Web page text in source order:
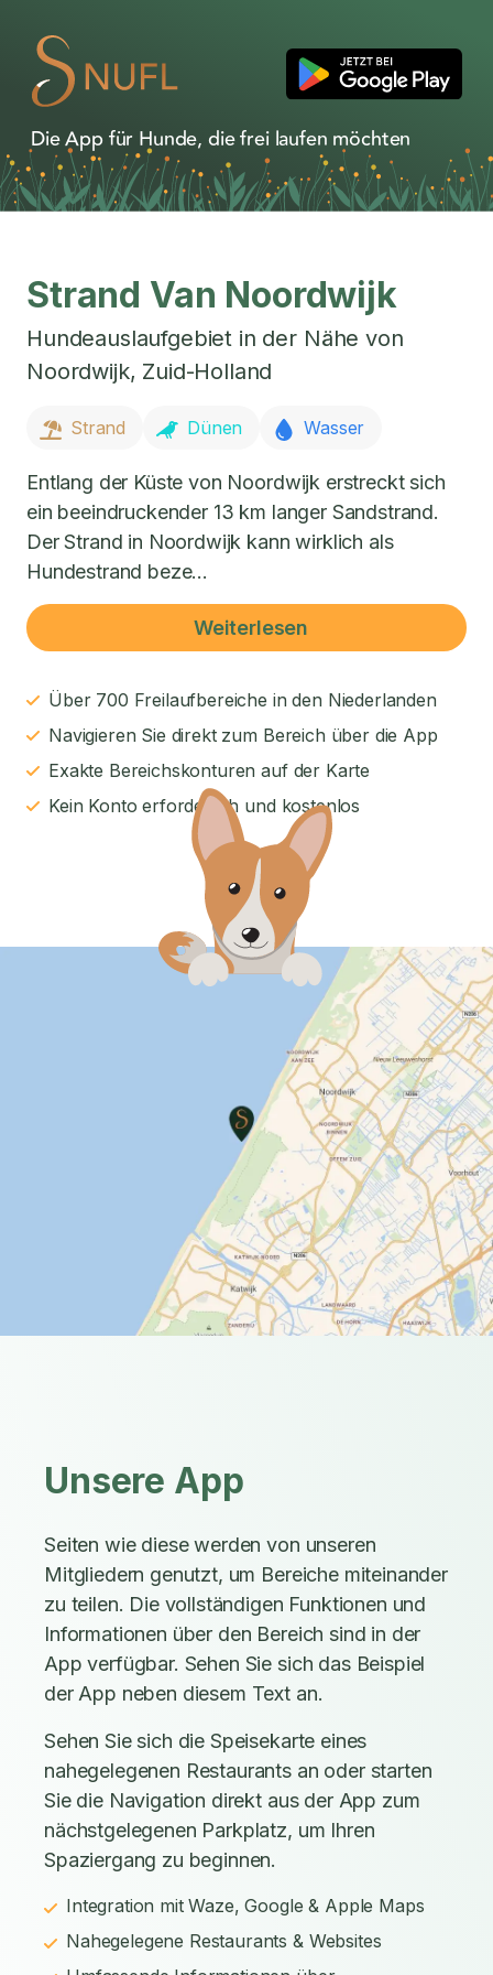
Die App für Hunde, die frei laufen möchten
Strand Van Noordwijk
Hundeauslaufgebiet in der Nähe von
Noordwijk, Zuid-Holland
Strand Dünen Wasser
Entlang der Küste von Noordwijk erstreckt sich
ein beeindruckender 13 km langer Sandstrand.
Der Strand in Noordwijk kann wirklich als
Hundestrand beze...
Weiterlesen
Über 700 Freilaufbereiche in den Niederlanden
Navigieren Sie direkt zum Bereich über die App
Exakte Bereichskonturen auf der Karte
Kein Konto erforderlich und kostenlos
Unsere App
Seiten wie diese werden von unseren
Mitgliedern genutzt, um Bereiche miteinander
zu teilen. Die vollständigen Funktionen und
Informationen über den Bereich sind in der
App verfügbar. Sehen Sie sich das Beispiel
der App neben diesem Text an.
Sehen Sie sich die Speisekarte eines
nahegelegenen Restaurants an oder starten
Sie die Navigation direkt aus der App zum
nächstgelegenen Parkplatz, um Ihren
Spaziergang zu beginnen.
Integration mit Waze, Google & Apple Maps
Nahegelegene Restaurants & Websites